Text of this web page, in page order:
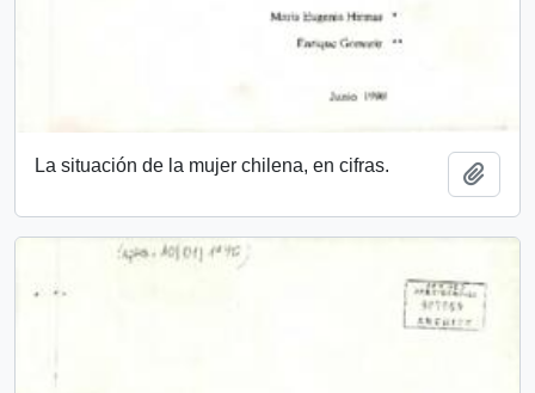
La situación de la mujer chilena, en cifras.